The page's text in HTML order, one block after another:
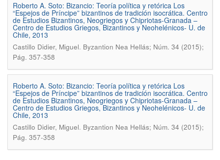
Roberto A. Soto: Bizancio: Teoría política y retórica Los
“Espejos de Príncipe” bizantinos de tradición isocrática. Centro
de Estudios Bizantinos, Neogriegos y Chipriotas-Granada –
Centro de Estudios Griegos, Bizantinos y Neohelénicos- U. de
Chile, 2013
Castillo Didier, Miguel. Byzantion Nea Hellás; Núm. 34 (2015);
Pág. 357-358
Roberto A. Soto: Bizancio: Teoría política y retórica Los
“Espejos de Príncipe” bizantinos de tradición isocrática. Centro
de Estudios Bizantinos, Neogriegos y Chipriotas-Granada –
Centro de Estudios Griegos, Bizantinos y Neohelénicos- U. de
Chile, 2013
Castillo Didier, Miguel. Byzantion Nea Hellás; Núm. 34 (2015);
Pág. 357-358